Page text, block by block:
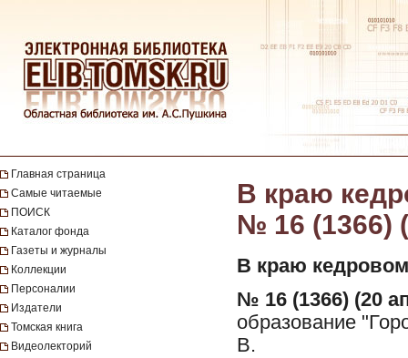
Главная страница
Самые читаемые
ПОИСК
Каталог фонда
Газеты и журналы
Коллекции
Персоналии
Издатели
Томская книга
Видеолекторий
В краю
№ 16 (1366)
В краю
№ 16 (1366) (20
образование
В.